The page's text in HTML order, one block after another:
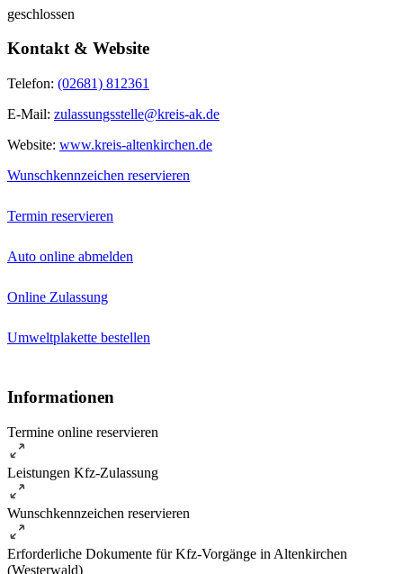
geschlossen
Kontakt & Website
Telefon: (02681) 812361
E-Mail: zulassungsstelle@kreis-ak.de
Website: www.kreis-altenkirchen.de
Wunschkennzeichen reservieren
Termin reservieren
Auto online abmelden
Online Zulassung
Umweltplakette bestellen
Informationen
Termine online reservieren
Leistungen Kfz-Zulassung
Wunschkennzeichen reservieren
Erforderliche Dokumente für Kfz-Vorgänge in Altenkirchen
(Westerwald)